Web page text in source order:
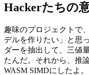
Hackerたちの
趣味のプロジェクトで
デルを作りたい」と思
ダーを抽出して、三値
たんだ。それから、推
WASM SIMDにしたよ